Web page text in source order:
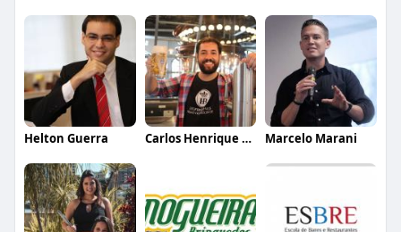
Helton Guerra Carlos Henrique de Faria Vasconcelos Marcelo Marani